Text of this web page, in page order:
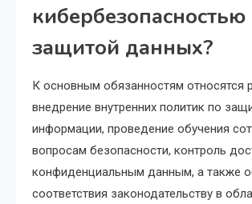
кибербезопасностью
защитой данных?
К основным обязанностям относятся
внедрение внутренних политик по
информации, проведение обучения
вопросам безопасности, контроль
конфиденциальным данным, а также
соответствия законодательству в